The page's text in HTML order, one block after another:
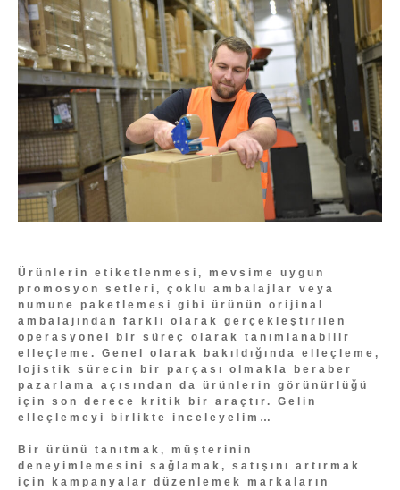
Ürünlerin etiketlenmesi, mevsime uygun
promosyon setleri, çoklu ambalajlar veya
numune paketlemesi gibi ürünün orijinal
ambalajından farklı olarak gerçekleştirilen
operasyonel bir süreç olarak tanımlanabilir
elleçleme. Genel olarak bakıldığında elleçleme,
lojistik sürecin bir parçası olmakla beraber
pazarlama açısından da ürünlerin görünürlüğü
için son derece kritik bir araçtır. Gelin
elleçlemeyi birlikte inceleyelim…
Bir ürünü tanıtmak, müşterinin
deneyimlemesini sağlamak, satışını artırmak
için kampanyalar düzenlemek markaların